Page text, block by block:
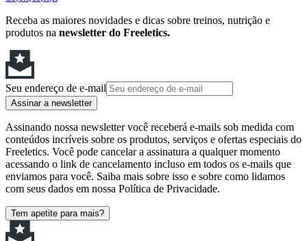
Receba as maiores novidades e dicas sobre treinos, nutrição e
produtos na newsletter do Freeletics.
Seu endereço de e-mail
Assinar a newsletter
Assinando nossa newsletter você receberá e-mails sob medida com
conteúdos incríveis sobre os produtos, serviços e ofertas especiais do
Freeletics. Você pode cancelar a assinatura a qualquer momento
acessando o link de cancelamento incluso em todos os e-mails que
enviamos para você. Saiba mais sobre isso e sobre como lidamos
com seus dados em nossa Política de Privacidade.
Tem apetite para mais?